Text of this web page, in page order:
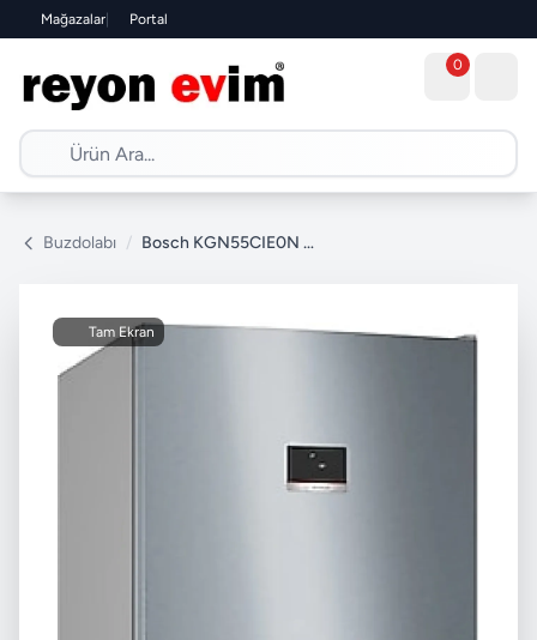
Mağazalar| Portal
0
Buzdolabı / Bosch KGN55CIE0N Kombi No Frost Buzdolabı
Tam Ekran